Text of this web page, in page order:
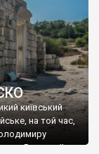
київський
на той час,
Василю ІІ, та